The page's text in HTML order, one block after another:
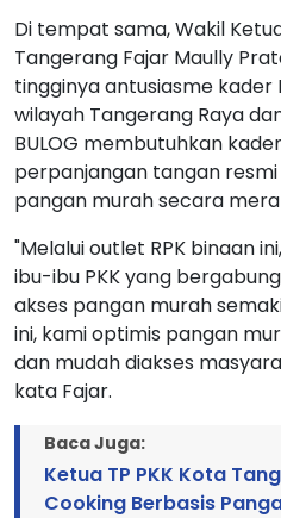
Di tempat sama, Wakil
Tangerang Fajar Maully
tingginya antusiasme kader
wilayah Tangerang Raya
BULOG membutuhkan
perpanjangan tangan
pangan murah secara
"Melalui outlet RPK binaan
ibu-ibu PKK yang
akses pangan murah
ini, kami optimis pangan
dan mudah diakses
kata Fajar.
Baca Juga:
Ketua TP PKK Kota
Cooking Berbasis